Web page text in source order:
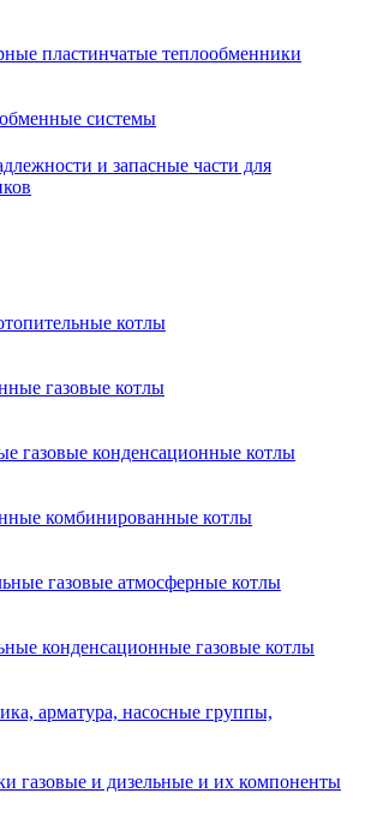
пластинчатые теплообменники
системы
и запасные части для
котлы
газовые котлы
газовые конденсационные котлы
комбинированные котлы
газовые атмосферные котлы
конденсационные газовые котлы
арматура, насосные группы,
газовые и дизельные и их компоненты